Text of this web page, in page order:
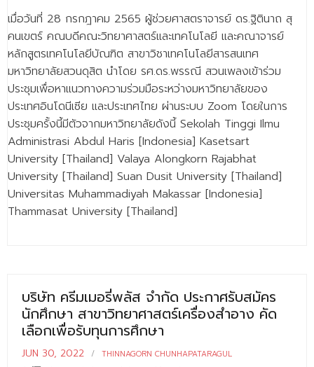
- - อนามัยสิ่งแวดล้อมและสาธารณภัย
- - วิทยาศาสตร์การแพทย์
- - ความมั่นคงปลอดภัยไซเบอร์
- - อุตสาหกรรมชีวภาพเพื่อธุรกิจ
- ศึกษาศาสตรบัณฑิต
- - วิทยาศาสตร์ทั่วไป
- เทคโนโลยีบัณฑิต
- - เทคโนโลยีสารสนเทศ
- ศูนย์สิ่งแวดล้อม
- ศูนย์ปัญญาประดิษฐ์เพื่อการศึกษา
สหกิจศึกษา
เมื่อวันที่ 28 กรกฎาคม 2565 ผู้ช่วยศาสตราจารย์ ดร.ฐิตินาถ สุ
คนเขตร์ คณบดีคณะวิทยาศาสตร์และเทคโนโลยี และคณาจารย์
หลักสูตรเทคโนโลยีบัณฑิต สาขาวิชาเทคโนโลยีสารสนเทศ
มหาวิทยาลัยสวนดุสิต นำโดย รศ.ดร.พรรณี สวนเพลงเข้าร่วม
ประชุมเพื่อหาแนวทางความร่วมมือระหว่างมหาวิทยาลัยของ
ประเทศอินโดนีเซีย และประเทศไทย ผ่านระบบ Zoom โดยในการ
ประชุมครั้งนี้มีตัวจากมหาวิทยาลัยดังนี้ Sekolah Tinggi Ilmu
Administrasi Abdul Haris [Indonesia] Kasetsart
University [Thailand] Valaya Alongkorn Rajabhat
University [Thailand] Suan Dusit University [Thailand]
Universitas Muhammadiyah Makassar [Indonesia]
Thammasat University [Thailand]
บริษัท ครีมเมอรี่พลัส จำกัด ประกาศรับสมัคร
นักศึกษา สาขาวิทยาศาสตร์เครื่องสำอาง คัด
เลือกเพื่อรับทุนการศึกษา
JUN 30, 2022
THINNAGORN CHUNHAPATARAGUL